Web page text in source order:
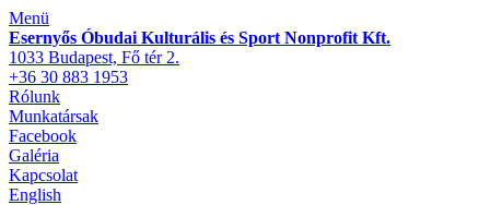
Menü
Esernyős Óbudai Kulturális és Sport Nonprofit Kft.
1033 Budapest, Fő tér 2.
+36 30 883 1953
Rólunk
Munkatársak
Facebook
Galéria
Kapcsolat
English